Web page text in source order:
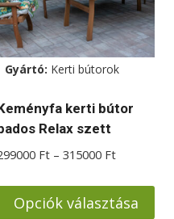
Gyártó: Kerti bútorok
kerti bútor
Relax szett
Ft – 315000 Ft
-
315000 Ft
Opciók választása